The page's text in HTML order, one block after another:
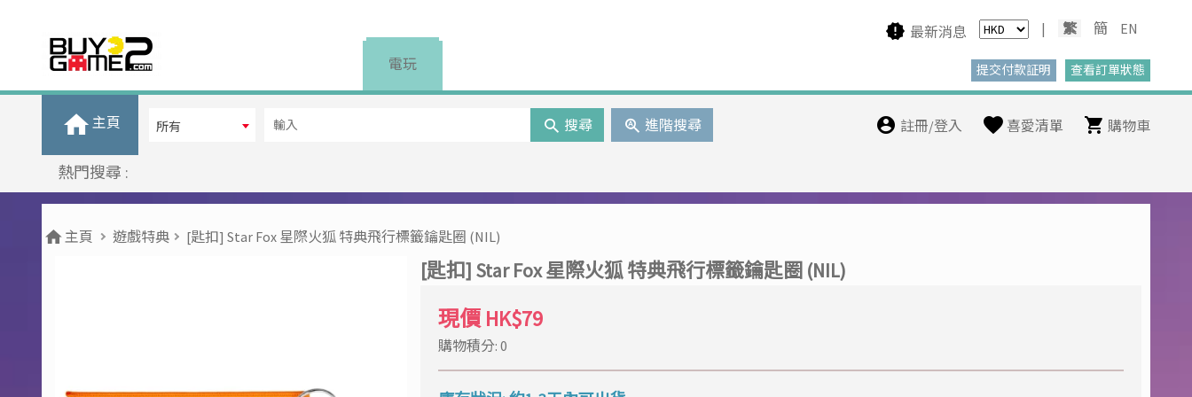
電玩
最新消息 | 繁 簡 EN
主頁 所有 搜尋 進階搜尋 註冊/登入 喜愛清單 購物車
熱門搜尋 :
主頁 遊戲特典 [匙扣] Star Fox 星際火狐 特典飛行標籤鑰匙圈 (NIL)
[匙扣] Star Fox 星際火狐 特典飛行標籤鑰匙圈 (NIL)
現價HK$79
購物積分: 0